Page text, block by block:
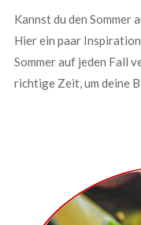
Kannst du den Sommer
Hier ein paar
Sommer auf jeden Fall
richtige Zeit, um deine